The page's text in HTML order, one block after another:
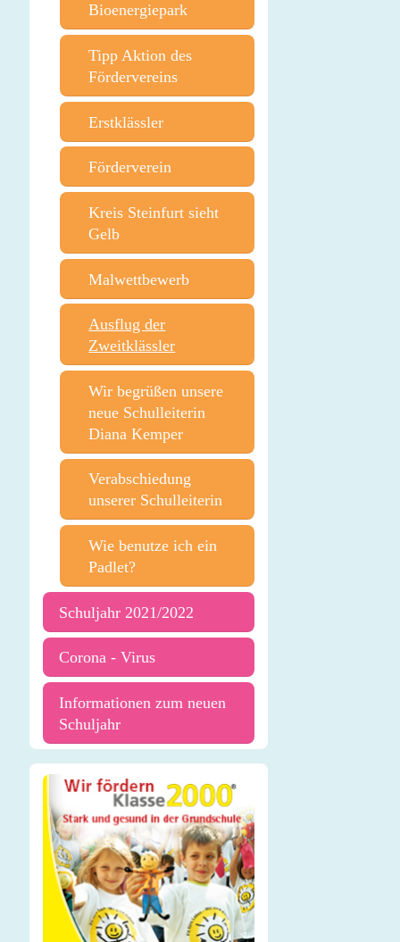
Bioenergiepark
Tipp Aktion des
Fördervereins
Erstklässler
Förderverein
Kreis Steinfurt sieht
Gelb
Malwettbewerb
Ausflug der
Zweitklässler
Wir begrüßen unsere
neue Schulleiterin
Diana Kemper
Verabschiedung
unserer Schulleiterin
Wie benutze ich ein
Padlet?
Schuljahr 2021/2022
Corona - Virus
Informationen zum neuen
Schuljahr